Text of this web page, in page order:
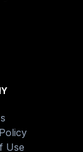
Use